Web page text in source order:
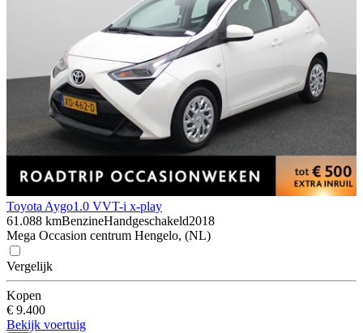
Toyota Aygo1.0 VVT-i x-play
61.088 kmBenzineHandgeschakeld2018
Mega Occasion centrum Hengelo, (NL)
Vergelijk
Kopen
€ 9.400
Bekijk voertuig